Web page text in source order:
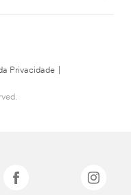
Privacidade